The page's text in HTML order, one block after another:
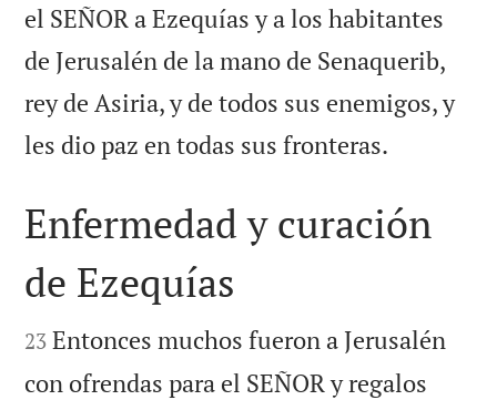
el SEÑOR a Ezequías y a los habitantes
de Jerusalén de la mano de Senaquerib,
rey de Asiria, y de todos sus enemigos, y
les dio paz en todas sus fronteras.

Enfermedad y curación
de Ezequías

23 Entonces muchos fueron a Jerusalén
con ofrendas para el SEÑOR y regalos